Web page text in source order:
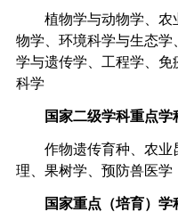
植物学与动物学、农
物学、环境科学与生态
学与遗传学、工程学、
科学
国家二级学科重点学
作物遗传育种 农业
理
果树学 预防兽医学
国家重点（培育）学